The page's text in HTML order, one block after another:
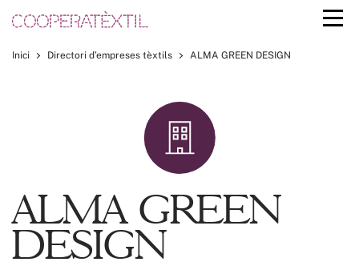
Inici Directori d’empreses tèxtils ALMA GREEN DESIGN
ALMA GREEN
DESIGN